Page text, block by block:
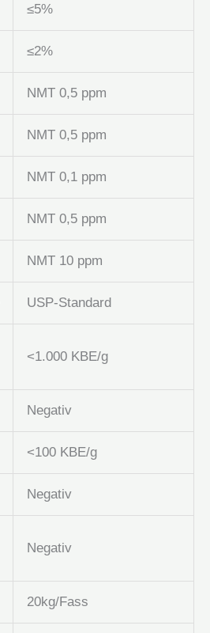
≤5%
≤2%
NMT 0,5 ppm
NMT 0,5 ppm
NMT 0,1 ppm
NMT 0,5 ppm
NMT 10 ppm
USP-Standard
<1.000 KBE/g
Negativ
<100 KBE/g
Negativ
Negativ
20kg/Fass